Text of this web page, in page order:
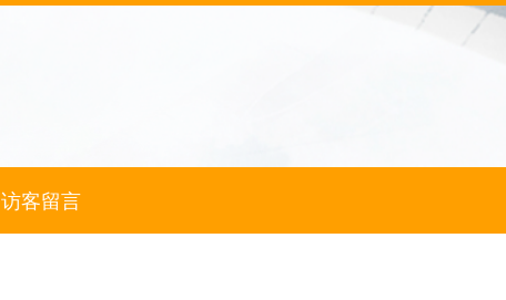
访客留言